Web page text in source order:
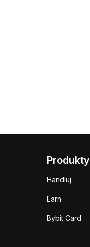
Produkty
Handluj
Earn
Bybit Card